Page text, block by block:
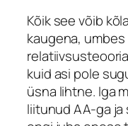
Kõik see võib
kaugena,
kuid asi pole
üsna lihtne. Iga
liitunud AA-ga